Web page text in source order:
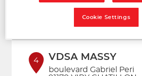
Voir plus
4 VDSA MASSY
boulevard Gabriel Peri
Cookie Settings